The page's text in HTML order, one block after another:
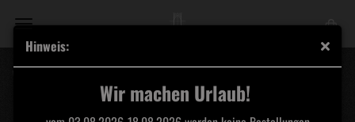
Hinweis:
Wir machen Urlaub!